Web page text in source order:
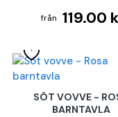
119.00
SÖT VOVVE -
BARNTAVLA